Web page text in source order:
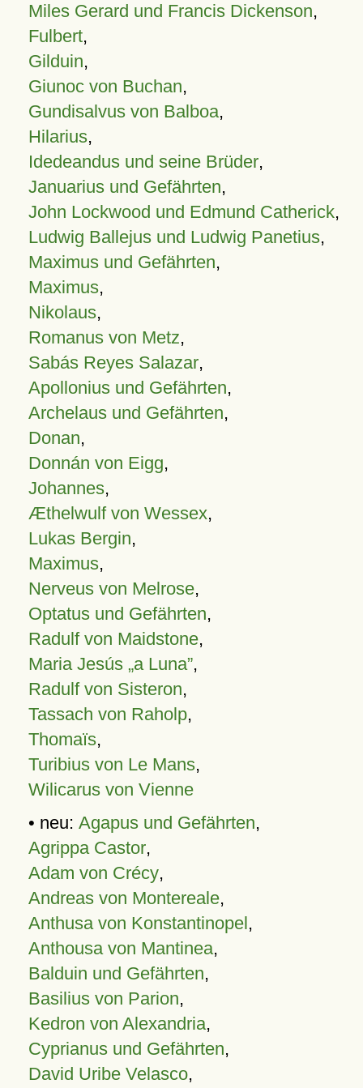
Miles Gerard und Francis Dickenson,
Fulbert,
Gilduin,
Giunoc von Buchan,
Gundisalvus von Balboa,
Hilarius,
Idedeandus und seine Brüder,
Januarius und Gefährten,
John Lockwood und Edmund Catherick,
Ludwig Ballejus und Ludwig Panetius,
Maximus und Gefährten,
Maximus,
Nikolaus,
Romanus von Metz,
Sabás Reyes Salazar,
Apollonius und Gefährten,
Archelaus und Gefährten,
Donan,
Donnán von Eigg,
Johannes,
Æthelwulf von Wessex,
Lukas Bergin,
Maximus,
Nerveus von Melrose,
Optatus und Gefährten,
Radulf von Maidstone,
Maria Jesús „a Luna”,
Radulf von Sisteron,
Tassach von Raholp,
Thomaïs,
Turibius von Le Mans,
Wilicarus von Vienne
• neu: Agapus und Gefährten,
Agrippa Castor,
Adam von Crécy,
Andreas von Montereale,
Anthusa von Konstantinopel,
Anthousa von Mantinea,
Balduin und Gefährten,
Basilius von Parion,
Kedron von Alexandria,
Cyprianus und Gefährten,
David Uribe Velasco,